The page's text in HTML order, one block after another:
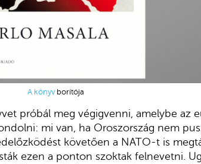
A könyvborítója
próbál meg végigvenni, amelybe az
mi van, ha Oroszország nem
követően a NATO-t is
ezen a ponton szoktak felnevetni.